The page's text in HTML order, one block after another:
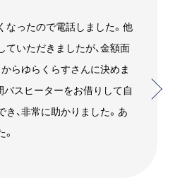
用していましたがガスの給湯器に
えするとすぐに段取りを組んでく
を売りつけられるんじゃないか
、エスジーさんにお願いして良